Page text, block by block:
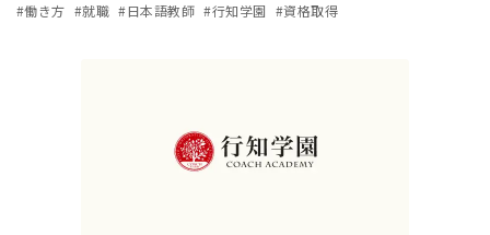
#働き方 #就職 #日本語教師 #行知学園 #資格取得